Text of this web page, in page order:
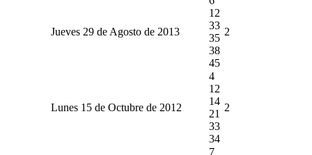
Jueves 29 de Agosto de 2013
12
33
35
38
45
2
Lunes 15 de Octubre de 2012
4
12
14
21
33
34
2
7